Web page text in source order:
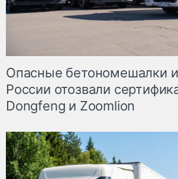
Опасные бетономешалки
России отозвали
Dongfeng и Zoomlion